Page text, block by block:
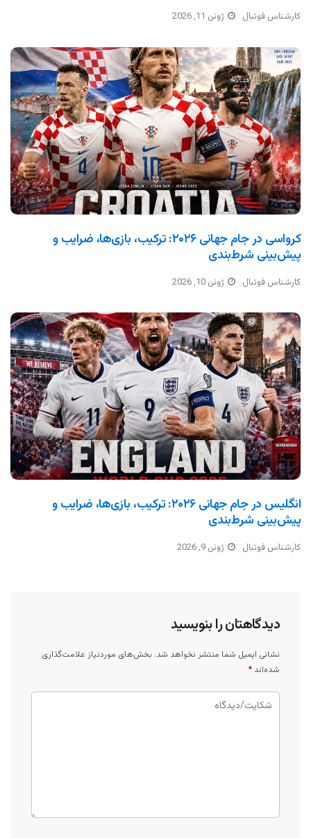
کارشناس فوتبال ژوئن 11, 2026
کرواسی در جام جهانی ۲۰۲۶: ترکیب، بازی‌ها، ضرایب و
پیش‌بینی شرط‌بندی
کارشناس فوتبال ژوئن 10, 2026
انگلیس در جام جهانی ۲۰۲۶: ترکیب، بازی‌ها، ضرایب و
پیش‌بینی شرط‌بندی
کارشناس فوتبال ژوئن 9, 2026
دیدگاهتان را بنویسید
نشانی ایمیل شما منتشر نخواهد شد. بخش‌های موردنیاز علامت‌گذاری
شده‌اند *